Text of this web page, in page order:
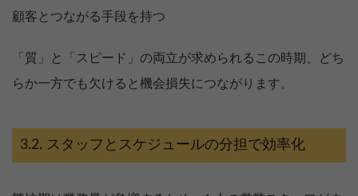
顧客とつながる手段を持つ
「質」と「スピード」の両立が求められるこの時期、どち
らか一方でも欠けると機会損失につながります。
スタッフとスケジュールの分担で効率化